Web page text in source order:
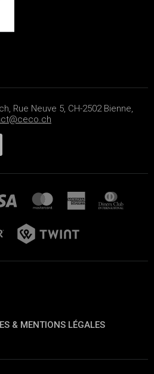
Rue Neuve 5, CH-2502 Bienne,
& MENTIONS LÉGALES